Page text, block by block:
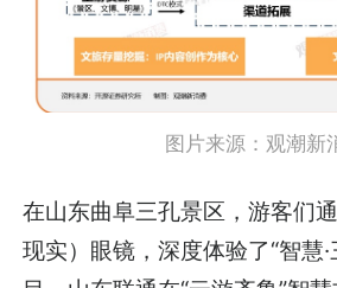
图片来源：观潮新
在山东曲阜三孔景区，游客们
现实）眼镜，深度体验了“智慧